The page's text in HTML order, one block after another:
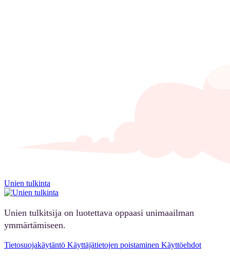
Unien tulkinta
Unien tulkitsija on luotettava oppaasi unimaailman
ymmärtämiseen.
Tietosuojakäytäntö Käyttäjätietojen poistaminen Käyttöehdot